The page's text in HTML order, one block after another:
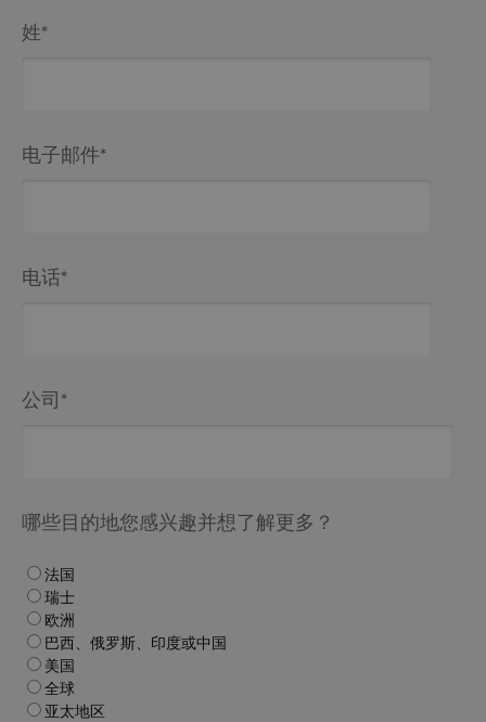
姓*
电子邮件*
电话*
公司 *
哪些目的地您感兴趣并想了解更多？
法国
瑞士
欧洲
巴西、俄罗斯、印度或中国
美国
全球
亚太地区